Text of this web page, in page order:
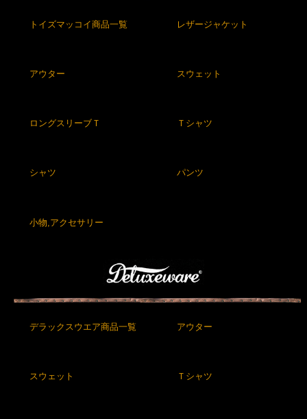
トイズマッコイ商品一覧 レザージャケット
アウター スウェット
ロングスリーブＴ Ｔシャツ
シャツ パンツ
小物,アクセサリー
デラックスウエア商品一覧 アウター
スウェット Ｔシャツ